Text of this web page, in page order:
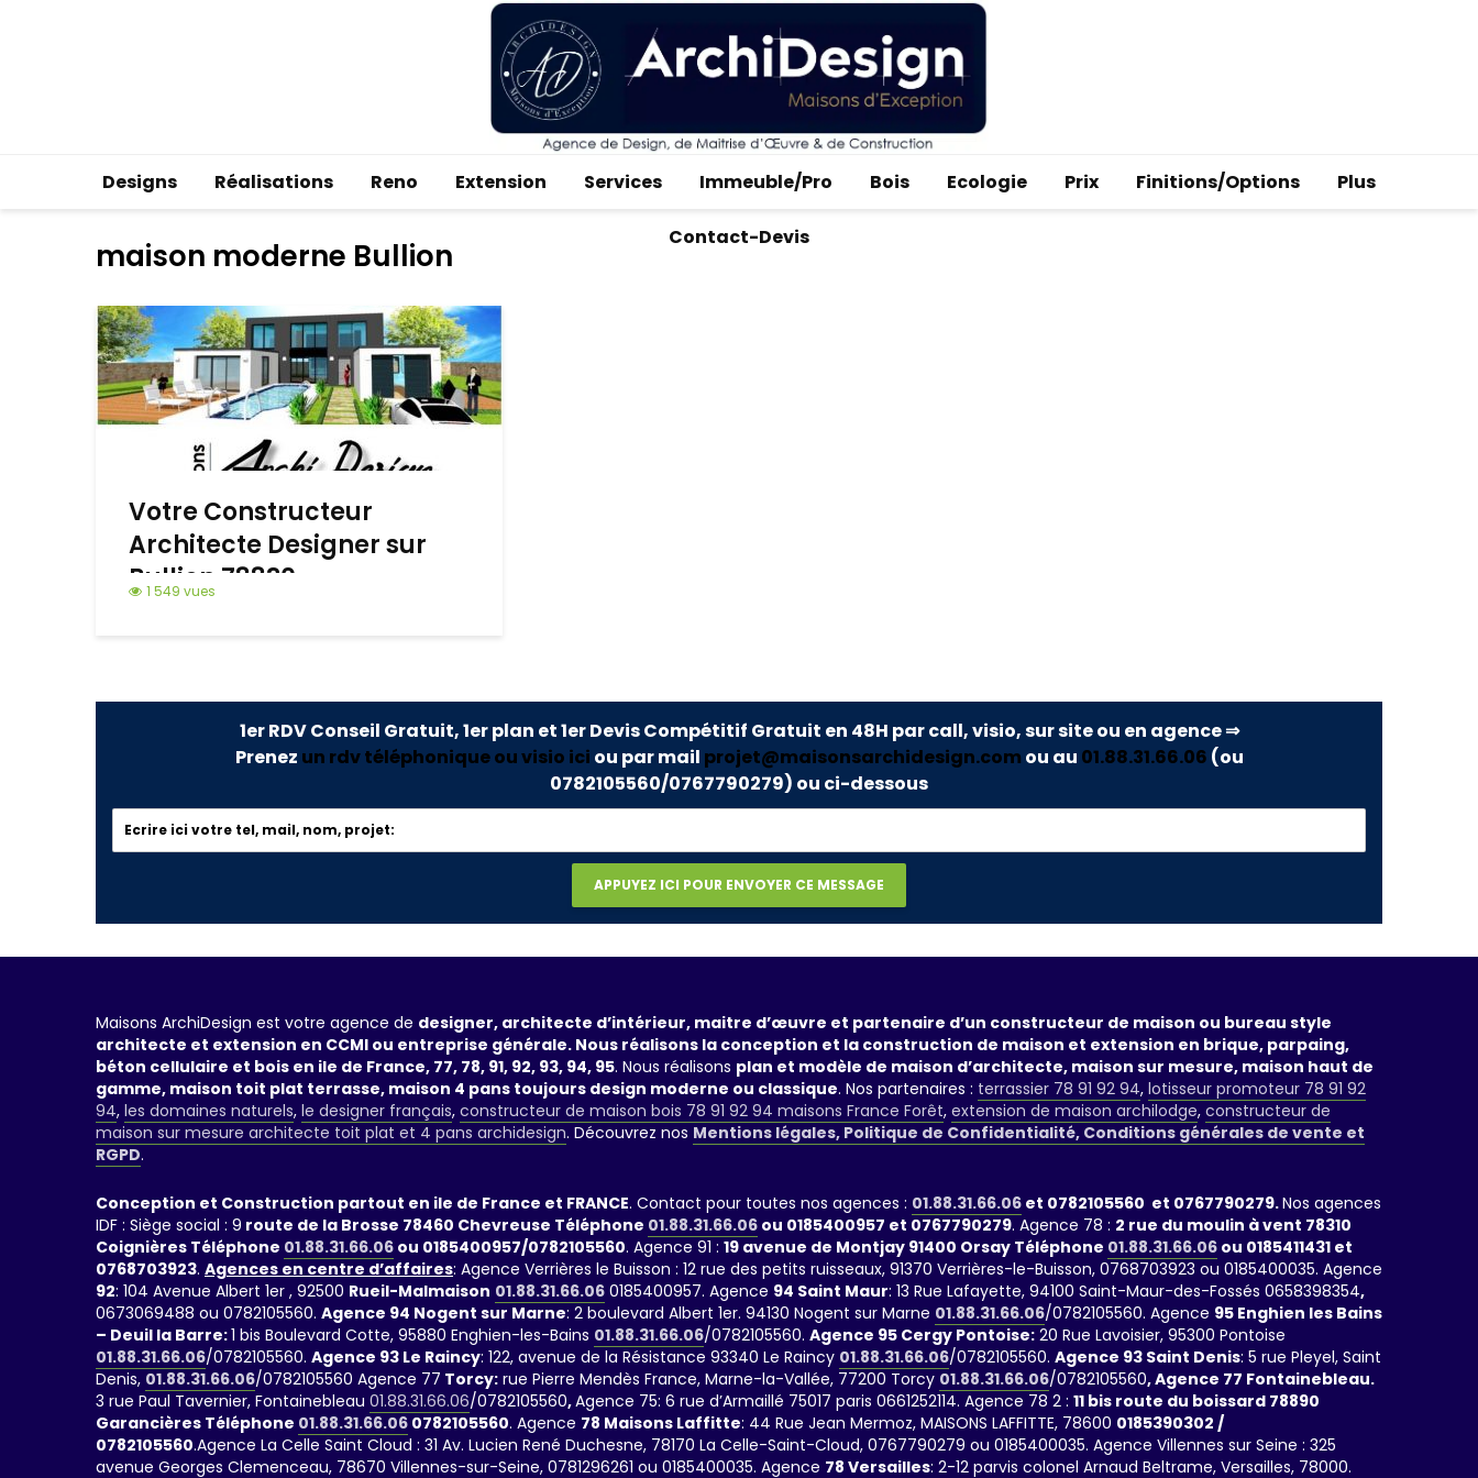
Designs Réalisations Reno Extension Services Immeuble/Pro Bois Ecologie Prix Finitions/Options Plus
Contact-Devis
maison moderne Bullion
Votre Constructeur
Architecte Designer sur
Bullion 78830
1 549 vues
1er RDV Conseil Gratuit, 1er plan et 1er Devis Compétitif Gratuit en 48H par call, visio, sur site ou en agence ⇒
Prenez un rdv téléphonique ou visio ici ou par mail projet@maisonsarchidesign.com ou au 01.88.31.66.06 (ou
0782105560/0767790279) ou ci-dessous
Maisons ArchiDesign est votre agence de designer, architecte d’intérieur, maitre d’œuvre et partenaire d’un constructeur de maison ou bureau style
architecte et extension en CCMI ou entreprise générale. Nous réalisons la conception et la construction de maison et extension en brique, parpaing,
béton cellulaire et bois en ile de France, 77, 78, 91, 92, 93, 94, 95. Nous réalisons plan et modèle de maison d’architecte, maison sur mesure, maison haut de
gamme, maison toit plat terrasse, maison 4 pans toujours design moderne ou classique. Nos partenaires : terrassier 78 91 92 94, lotisseur promoteur 78 91 92
94, les domaines naturels, le designer français, constructeur de maison bois 78 91 92 94 maisons France Forêt, extension de maison archilodge, constructeur de
maison sur mesure architecte toit plat et 4 pans archidesign. Découvrez nos Mentions légales, Politique de Confidentialité, Conditions générales de vente et
RGPD.
Conception et Construction partout en ile de France et FRANCE. Contact pour toutes nos agences : 01.88.31.66.06 et 0782105560 et 0767790279.Nos agences
IDF : Siège social : 9 route de la Brosse 78460 Chevreuse Téléphone 01.88.31.66.06 ou 0185400957 et 0767790279. Agence 78 : 2 rue du moulin à vent 78310
Coignières Téléphone 01.88.31.66.06 ou 0185400957/0782105560. Agence 91 : 19 avenue de Montjay 91400 Orsay Téléphone 01.88.31.66.06 ou 0185411431 et
0768703923. Agences en centre d’affaires: Agence Verrières le Buisson : 12 rue des petits ruisseaux, 91370 Verrières-le-Buisson, 0768703923 ou 0185400035. Agence
92: 104 Avenue Albert 1er , 92500 Rueil-Malmaison 01.88.31.66.06 0185400957. Agence 94 Saint Maur: 13 Rue Lafayette, 94100 Saint-Maur-des-Fossés 0658398354,
0673069488 ou 0782105560. Agence 94 Nogent sur Marne: 2 boulevard Albert 1er. 94130 Nogent sur Marne 01.88.31.66.06/0782105560. Agence 95 Enghien les Bains
– Deuil la Barre:1 bis Boulevard Cotte, 95880 Enghien-les-Bains 01.88.31.66.06/0782105560. Agence 95 Cergy Pontoise: 20 Rue Lavoisier, 95300 Pontoise
01.88.31.66.06/0782105560. Agence 93 Le Raincy: 122, avenue de la Résistance 93340 Le Raincy 01.88.31.66.06/0782105560. Agence 93 Saint Denis: 5 rue Pleyel, Saint
Denis, 01.88.31.66.06/0782105560 Agence 77 Torcy: rue Pierre Mendès France, Marne-la-Vallée, 77200 Torcy 01.88.31.66.06/0782105560, Agence 77 Fontainebleau.
3 rue Paul Tavernier, Fontainebleau 01.88.31.66.06/0782105560,Agence 75: 6 rue d’Armaillé 75017 paris 0661252114. Agence 78 2 : 11 bis route du boissard 78890
Garancières Téléphone 01.88.31.66.06 0782105560. Agence 78 Maisons Laffitte: 44 Rue Jean Mermoz, MAISONS LAFFITTE, 78600 0185390302 /
0782105560.Agence La Celle Saint Cloud : 31 Av. Lucien René Duchesne, 78170 La Celle-Saint-Cloud, 0767790279 ou 0185400035. Agence Villennes sur Seine : 325
avenue Georges Clemenceau, 78670 Villennes-sur-Seine, 0781296261 ou 0185400035. Agence 78 Versailles: 2-12 parvis colonel Arnaud Beltrame, Versailles, 78000.